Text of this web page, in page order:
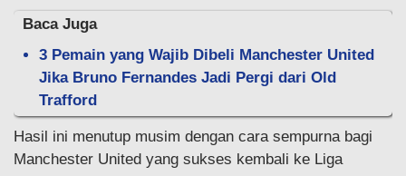
Baca Juga
3 Pemain yang Wajib Dibeli Manchester United
Jika Bruno Fernandes Jadi Pergi dari Old
Trafford
Hasil ini menutup musim dengan cara sempurna bagi
Manchester United yang sukses kembali ke Liga